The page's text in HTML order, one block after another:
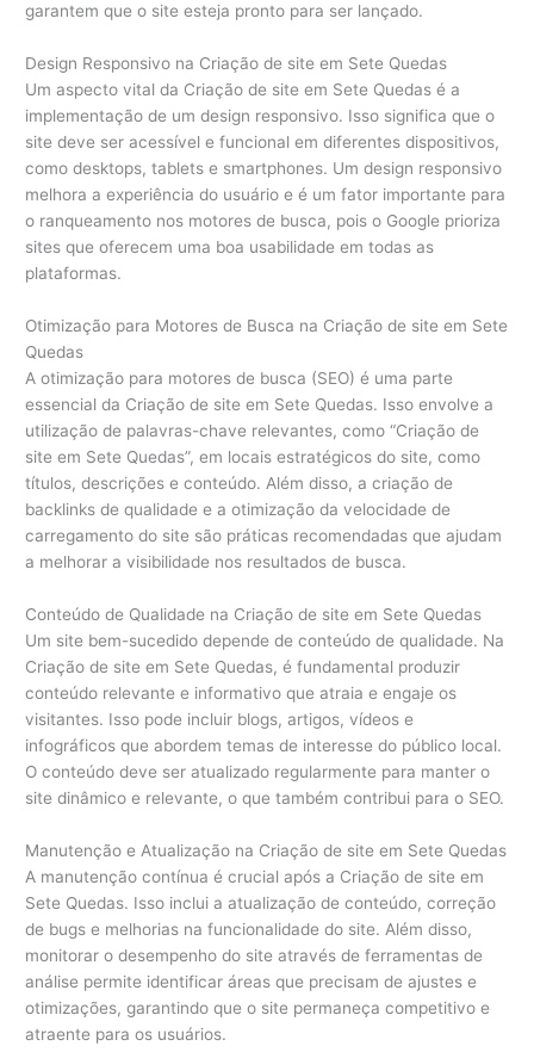
garantem que o site esteja pronto para ser lançado.
Design Responsivo na Criação de site em Sete Quedas
Um aspecto vital da Criação de site em Sete Quedas é a
implementação de um design responsivo. Isso significa que o
site deve ser acessível e funcional em diferentes dispositivos,
como desktops, tablets e smartphones. Um design responsivo
melhora a experiência do usuário e é um fator importante para
o ranqueamento nos motores de busca, pois o Google prioriza
sites que oferecem uma boa usabilidade em todas as
plataformas.
Otimização para Motores de Busca na Criação de site em Sete
Quedas
A otimização para motores de busca (SEO) é uma parte
essencial da Criação de site em Sete Quedas. Isso envolve a
utilização de palavras-chave relevantes, como “Criação de
site em Sete Quedas”, em locais estratégicos do site, como
títulos, descrições e conteúdo. Além disso, a criação de
backlinks de qualidade e a otimização da velocidade de
carregamento do site são práticas recomendadas que ajudam
a melhorar a visibilidade nos resultados de busca.
Conteúdo de Qualidade na Criação de site em Sete Quedas
Um site bem-sucedido depende de conteúdo de qualidade. Na
Criação de site em Sete Quedas, é fundamental produzir
conteúdo relevante e informativo que atraia e engaje os
visitantes. Isso pode incluir blogs, artigos, vídeos e
infográficos que abordem temas de interesse do público local.
O conteúdo deve ser atualizado regularmente para manter o
site dinâmico e relevante, o que também contribui para o SEO.
Manutenção e Atualização na Criação de site em Sete Quedas
A manutenção contínua é crucial após a Criação de site em
Sete Quedas. Isso inclui a atualização de conteúdo, correção
de bugs e melhorias na funcionalidade do site. Além disso,
monitorar o desempenho do site através de ferramentas de
análise permite identificar áreas que precisam de ajustes e
otimizações, garantindo que o site permaneça competitivo e
atraente para os usuários.